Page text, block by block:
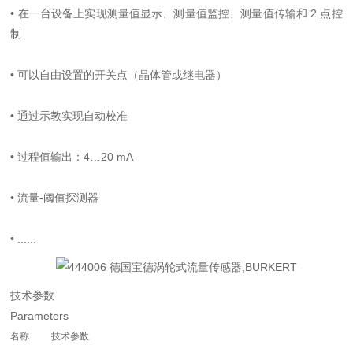
• 在一台设备上实现测量值显示、测量值监控、测量值传输和 2 点控
制
•可以自由设置的开关点（晶体管或继电器）
•通过示教实现自动校准
•过程值输出：4…20 mA
•流量-阈值探测器
•
技术参数
Parameters
名称 技术参数